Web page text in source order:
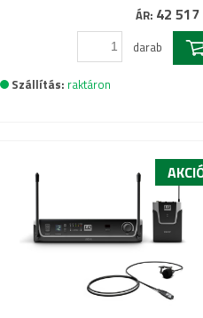
ÁR: 42
darab
Szállítás: raktáron